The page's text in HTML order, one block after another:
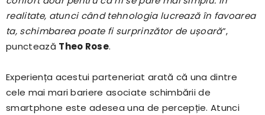
realitate, atunci când tehnologia lucrează în favoarea
ta, schimbarea poate fi surprinzător de ușoară”,
punctează Theo Rose.
Experiența acestui parteneriat arată că una dintre
cele mai mari bariere asociate schimbării de
smartphone este adesea una de percepție. Atunci